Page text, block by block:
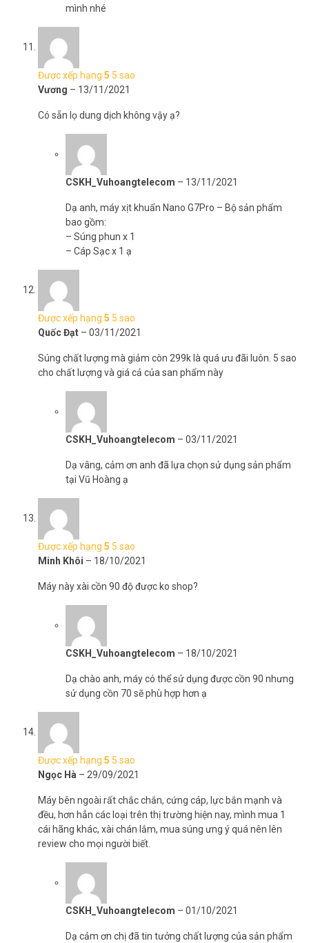
mình nhé
Được xếp hạng 5 5 sao
Vương – 13/11/2021
Có sẵn lọ dung dịch không vậy ạ?
CSKH_Vuhoangtelecom – 13/11/2021
Dạ anh, máy xịt khuẩn Nano G7Pro – Bộ sản phẩm
bao gồm:
– Súng phun x 1
– Cáp Sạc x 1 ạ
Được xếp hạng 5 5 sao
Quốc Đạt – 03/11/2021
Súng chất lượng mà giảm còn 299k là quá ưu đãi luôn. 5 sao
cho chất lượng và giá cả của san phẩm này
CSKH_Vuhoangtelecom – 03/11/2021
Dạ vâng, cảm ơn anh đã lựa chọn sử dụng sản phẩm
tại Vũ Hoàng ạ
Được xếp hạng 5 5 sao
Minh Khôi – 18/10/2021
Máy này xài cồn 90 độ được ko shop?
CSKH_Vuhoangtelecom – 18/10/2021
Dạ chào anh, máy có thể sử dụng được cồn 90 nhưng
sử dụng cồn 70 sẽ phù hợp hơn ạ
Được xếp hạng 5 5 sao
Ngọc Hà – 29/09/2021
Máy bên ngoài rất chắc chắn, cứng cáp, lực bắn mạnh và
đều, hơn hẳn các loại trên thị trường hiện nay, mình mua 1
cái hãng khác, xài chán lắm, mua súng ưng ý quá nên lên
review cho mọi người biết.
CSKH_Vuhoangtelecom – 01/10/2021
Dạ cảm ơn chị đã tin tưởng chất lượng của sản phẩm